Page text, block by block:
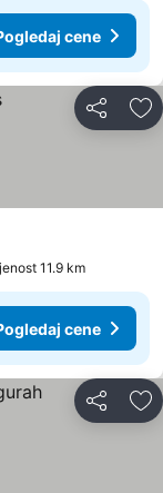
cene
Deli
11.9 km
cene
Deli